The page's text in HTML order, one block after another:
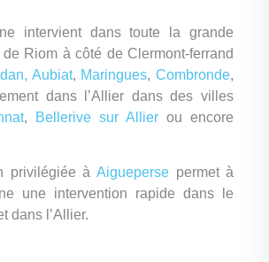
intervient dans toute la grande
Riom à côté de Clermont-ferrand
Aubiat, Maringues, Combronde,
dans l’Allier dans des villes
, Bellerive sur Allier ou encore
privilégiée àAigueperse permet à
une intervention rapide dans le
dans l’Allier.